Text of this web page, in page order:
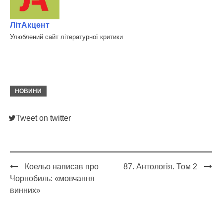
ЛітАкцент
Улюблений сайт літературної критики
НОВИНИ
Tweet on twitter
Post
navigation
Коельо написав про
Чорнобиль: «мовчання
винних»
87. Антологія. Том 2